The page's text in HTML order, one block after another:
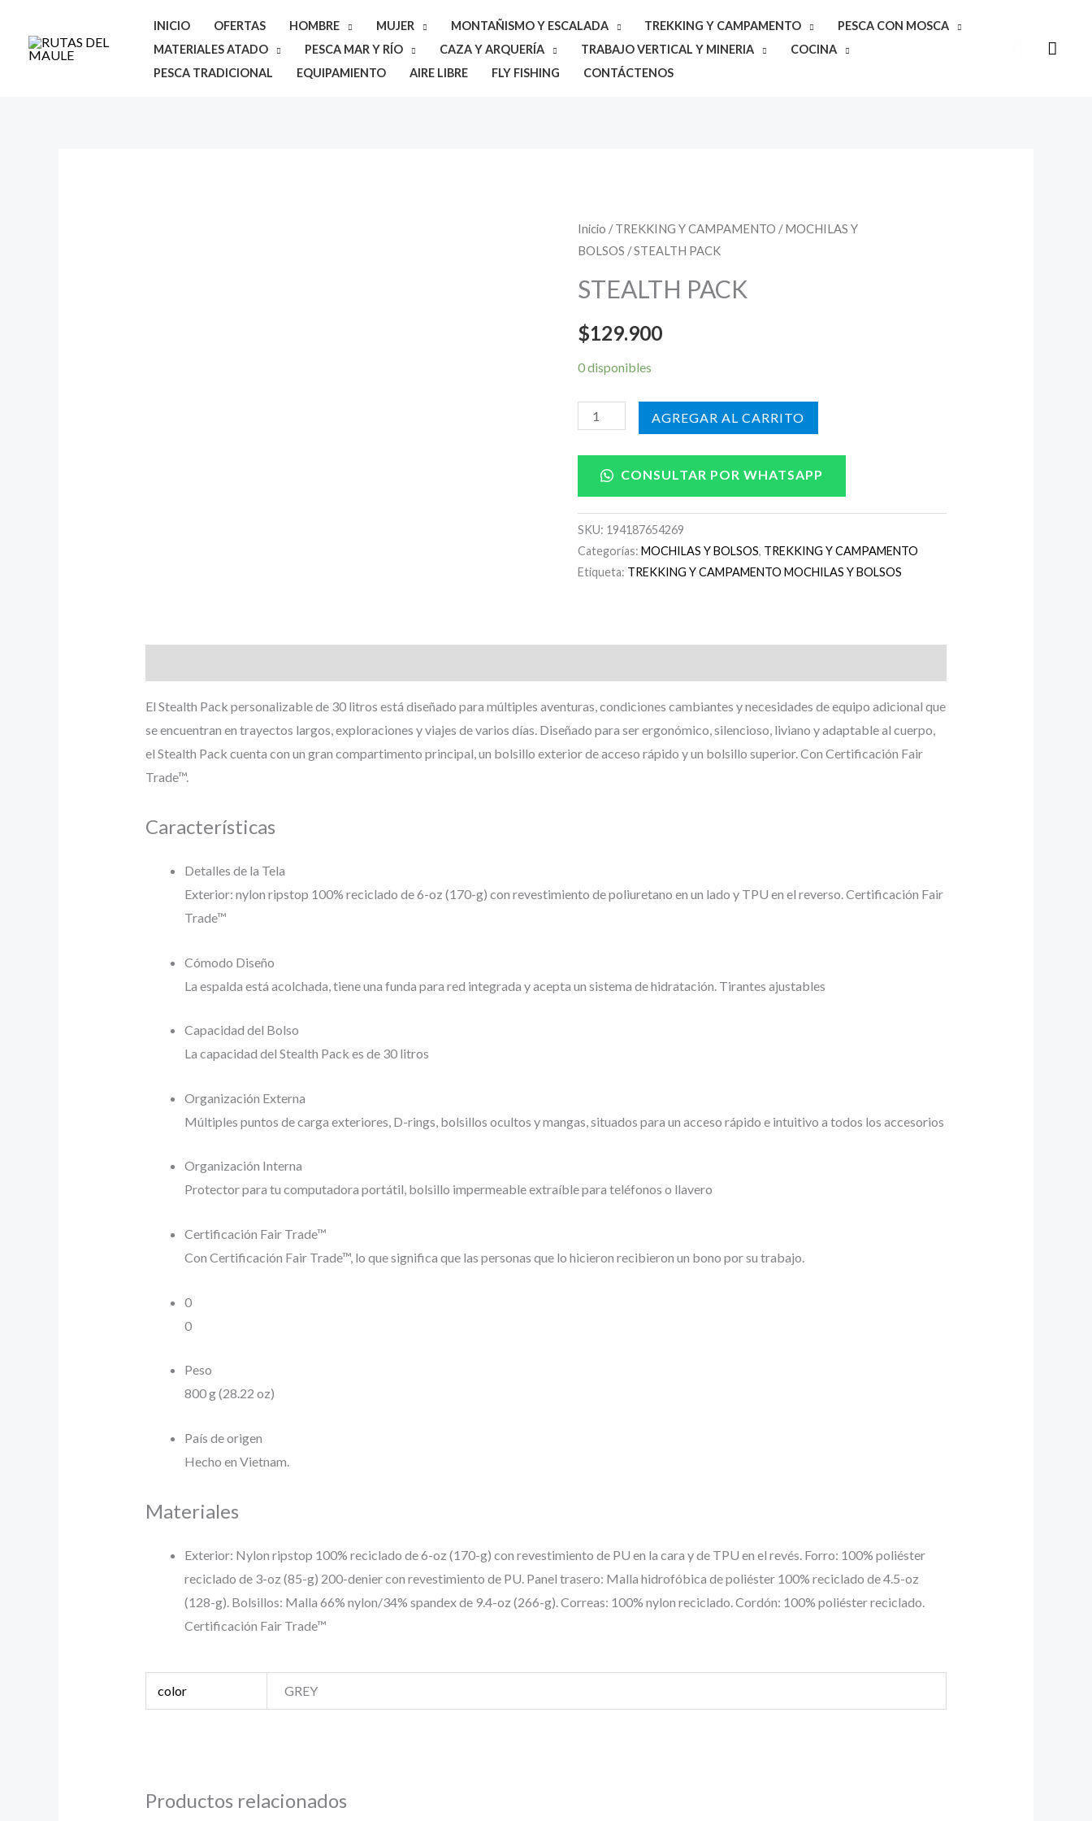
contenido
INICIO OFERTAS HOMBRE MUJER MONTAÑISMO Y ESCALADA TREKKING Y CAMPAMENTO
PESCA CON MOSCA
MATERIALES ATADO
PESCA MAR Y RÍO CAZA Y ARQUERÍA TRABAJO VERTICAL Y MINERIA
COCINA
PESCA TRADICIONAL
EQUIPAMIENTO AIRE LIBRE FLY FISHING CONTÁCTENOS
Buscar
Inicio /TREKKING Y CAMPAMENTO /MOCHILAS Y
BOLSOS / STEALTH PACK
STEALTH PACK
$129.900
0 disponibles
STEALTH
PACK
AÑADIR AL CARRITO
CONSULTAR POR WHATSAPP
SKU: 194187654269
Categorías:MOCHILAS Y BOLSOS, TREKKING Y CAMPAMENTO
Etiqueta: TREKKING Y CAMPAMENTO MOCHILAS Y BOLSOS
El Stealth Pack personalizable de 30 litros está diseñado para múltiples aventuras, condiciones cambiantes y necesidades de equipo adicional que
se encuentran en trayectos largos, exploraciones y viajes de varios días. Diseñado para ser ergonómico, silencioso, liviano y adaptable al cuerpo,
el Stealth Pack cuenta con un gran compartimento principal, un bolsillo exterior de acceso rápido y un bolsillo superior. Con Certificación Fair
Trade™.
Características
Detalles de la Tela
Exterior: nylon ripstop 100% reciclado de 6-oz (170-g) con revestimiento de poliuretano en un lado y TPU en el reverso. Certificación Fair
Trade™
Cómodo Diseño
La espalda está acolchada, tiene una funda para red integrada y acepta un sistema de hidratación. Tirantes ajustables
Capacidad del Bolso
La capacidad del Stealth Pack es de 30 litros
Organización Externa
Múltiples puntos de carga exteriores, D-rings, bolsillos ocultos y mangas, situados para un acceso rápido e intuitivo a todos los accesorios
Organización Interna
Protector para tu computadora portátil, bolsillo impermeable extraíble para teléfonos o llavero
Certificación Fair Trade™
Con Certificación Fair Trade™, lo que significa que las personas que lo hicieron recibieron un bono por su trabajo.
0
0
Peso
800 g (28.22 oz)
País de origen
Hecho en Vietnam.
Materiales
Exterior: Nylon ripstop 100% reciclado de 6-oz (170-g) con revestimiento de PU en la cara y de TPU en el revés. Forro: 100% poliéster
reciclado de 3-oz (85-g) 200-denier con revestimiento de PU. Panel trasero: Malla hidrofóbica de poliéster 100% reciclado de 4.5-oz
(128-g). Bolsillos: Malla 66% nylon/34% spandex de 9.4-oz (266-g). Correas: 100% nylon reciclado. Cordón: 100% poliéster reciclado.
Certificación Fair Trade™
color GREY
Productos relacionados